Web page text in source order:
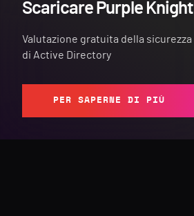
Scaricare Purple Knight
Valutazione gratuita della sicurezza
di Active Directory
PER SAPERNE DI PIÙ